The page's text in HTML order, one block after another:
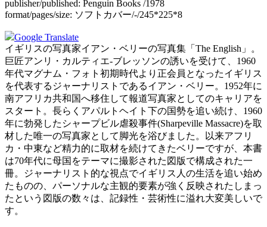
publisher/published: Penguin Books /1978
format/pages/size: ソフトカバー/-/245*225*8
Google Translate
イギリスの写真家イアン・ベリーの写真集「The English」。
巨匠アンリ・カルティエ-ブレッソンの誘いを受けて、1960
年代マグナム・フォト初期時代より正会員となったイギリス
を代表するジャーナリストであるイアン・ベリー。1952年に
南アフリカ共和国へ移住して報道写真家としてのキャリアを
スタート。長らくアパルトヘイト下の国勢を追い続け、1960
年に勃発したシャープビル虐殺事件(Sharpeville Massacre)を取
材した唯一の写真家として脚光を浴びました。以来アフリ
カ・中東など精力的に取材を続けてきたベリーですが、本書
は70年代に母国をテーマに撮影された図版で構成された一
冊。ジャーナリスト的な視点でイギリス人の生活を追い始め
たものの、パーソナルな主観的要素が強く反映されたしまっ
たという図版の数々は、記録性・芸術性に溢れ大変美しいで
す。